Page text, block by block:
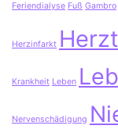
Feriendialyse Fuß Gambro
Herzinfarkt
Krankheit Leben
Nervenschädigung